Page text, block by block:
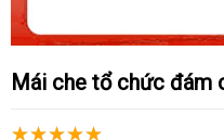
Mái che tổ chức đám